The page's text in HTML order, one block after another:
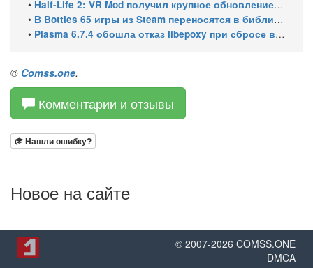
• Half-Life 2: VR Mod получил крупное обновление и статус Steam Frame Verified
• В Bottles 65 игры из Steam переносятся в библиотеку автоматически
• Plasma 6.7.4 обошла отказ libepoxy при сбросе видеокарты
© Comss.one.
Комментарии и отзывы
Нашли ошибку?
Новое на сайте
© 2007-2026 COMSS.ONE
DMCA